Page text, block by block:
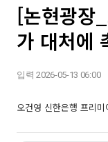
[논현광장
가 대처에
입력 2026-05-13 06:00
오건영 신한은행 프리